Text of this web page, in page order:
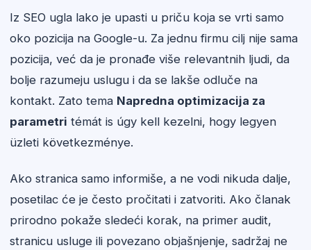
Iz SEO ugla lako je upasti u priču koja se vrti samo
oko pozicija na Google-u. Za jednu firmu cilj nije sama
pozicija, već da je pronađe više relevantnih ljudi, da
bolje razumeju uslugu i da se lakše odluče na
kontakt. Zato tema Napredna optimizacija za
parametri témát is úgy kell kezelni, hogy legyen
üzleti következménye.
Ako stranica samo informiše, a ne vodi nikuda dalje,
posetilac će je često pročitati i zatvoriti. Ako članak
prirodno pokaže sledeći korak, na primer audit,
stranicu usluge ili povezano objašnjenje, sadržaj ne